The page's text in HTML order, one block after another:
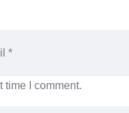
time I comment.